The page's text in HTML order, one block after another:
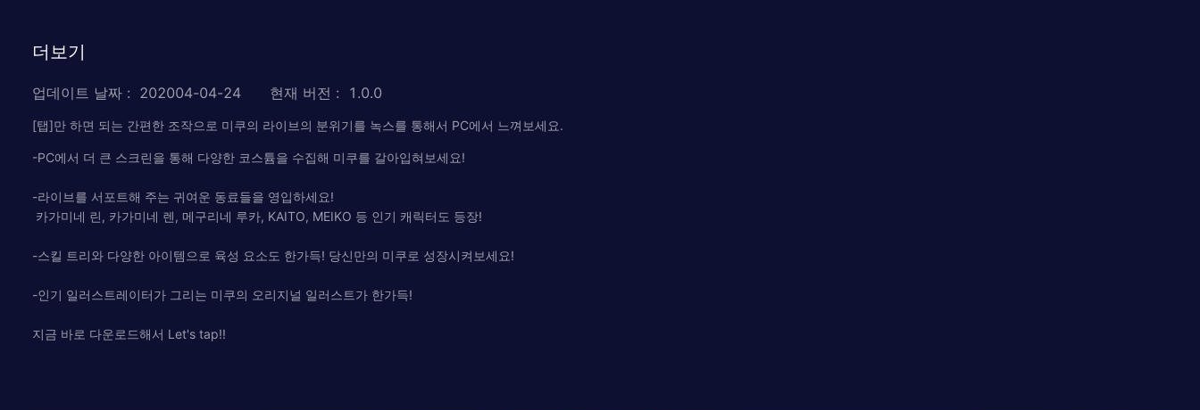
더보기
업데이트 날짜 : 202004-04-24 현재 버전 : 1.0.0
[탭]만 하면 되는 간편한 조작으로 미쿠의 라이브의 분위기를 녹스를 통해서 PC에서 느껴보세요.
-PC에서 더 큰 스크린을 통해 다양한 코스튬을 수집해 미쿠를 갈아입혀보세요!
-라이브를 서포트해 주는 귀여운 동료들을 영입하세요!
카가미네 린, 카가미네 렌, 메구리네 루카, KAITO, MEIKO 등 인기 캐릭터도 등장!
-스킬 트리와 다양한 아이템으로 육성 요소도 한가득! 당신만의 미쿠로 성장시켜보세요!
-인기 일러스트레이터가 그리는 미쿠의 오리지널 일러스트가 한가득!
지금 바로 다운로드해서 Let's tap!!